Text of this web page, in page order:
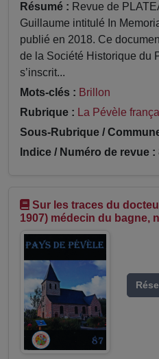
Résumé : Revue de
Guillaume intitulé In
publié en 2018. Ce
de la Société Historique du
s’inscrit...
Mots-clés : Brillon
Rubrique : La Pévèle
Sous-Rubrique /
Indice / Numéro de revue :
Sur les traces du
1907) médecin du bagne,